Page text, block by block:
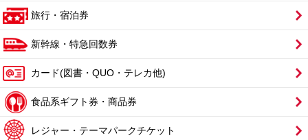
旅行・宿泊券
新幹線・特急回数券
カード(図書・QUO・テレカ他)
食品系ギフト券・商品券
レジャー・テーマパークチケット